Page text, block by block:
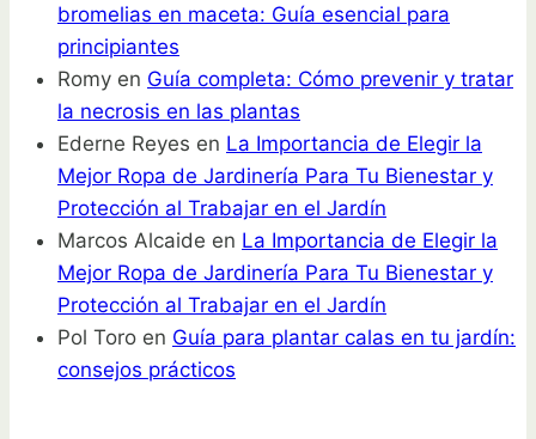
bromelias en maceta: Guía esencial para
principiantes
Romy en Guía completa: Cómo prevenir y tratar
la necrosis en las plantas
Ederne Reyes en La Importancia de Elegir la
Mejor Ropa de Jardinería Para Tu Bienestar y
Protección al Trabajar en el Jardín
Marcos Alcaide en La Importancia de Elegir la
Mejor Ropa de Jardinería Para Tu Bienestar y
Protección al Trabajar en el Jardín
Pol Toro en Guía para plantar calas en tu jardín:
consejos prácticos